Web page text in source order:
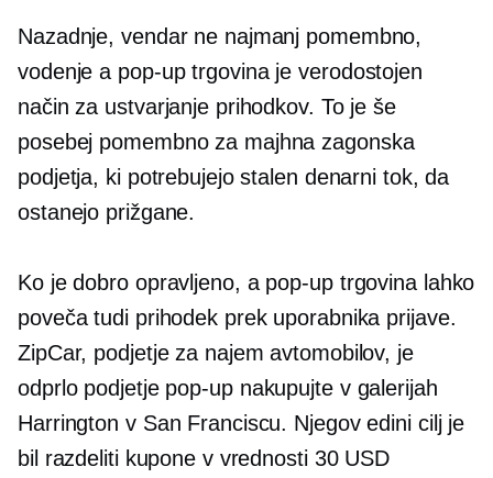
Nazadnje, vendar ne najmanj pomembno,
vodenje a pop-uptrgovina je verodostojen
način za ustvarjanje prihodkov. To je še
posebej pomembno za majhna zagonska
podjetja, ki potrebujejo stalen denarni tok, da
ostanejo prižgane.
Ko je dobro opravljeno, a pop-uptrgovina lahko
poveča tudi prihodek prek uporabnika prijave.
ZipCar, podjetje za najem avtomobilov, je
odprlo podjetje pop-upnakupujte v galerijah
Harrington v San Franciscu. Njegov edini cilj je
bil razdeliti kupone v vrednosti 30 USD